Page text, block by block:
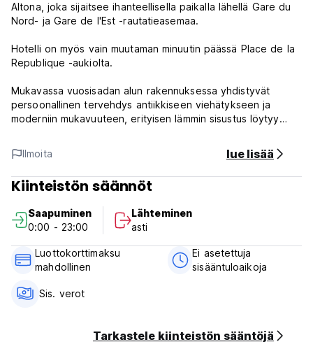
Altona, joka sijaitsee ihanteellisella paikalla lähellä Gare du
Nord- ja Gare de l'Est -rautatieasemaa.
Hotelli on myös vain muutaman minuutin päässä Place de la
Republique -aukiolta.
Mukavassa vuosisadan alun rakennuksessa yhdistyvät
persoonallinen tervehdys antiikkiseen viehätykseen ja
moderniin mukavuuteen, erityisen lämmin sisustus löytyy
Makuuhuoneet ovat äänieristettyjä huoneita, joissa on
puhelin, satelliitti- ja taulutelevisio, parveke ja meillä on
myös laaja ja ystävällinen oleskelutila.
Huomaathan, että sinun tulee ilmoittaa hotellille puhelimitse
tai sähköpostitse, jos saavut myöhemmin kuin varauksessasi
ilmoitettu aika
Aamiainen sisältyy online-huoneen hintaan
Huomaa: Vierailuverot 0,83 euroa eivät sisälly online-
Erikoisehto: Tämä hotelli voi vapaasti pyytää kaikkia
Ilmoita lue lisää
Kiinteistön säännöt
Saapuminen
0:00 - 23:00
Lähteminen
asti
Luottokorttimaksu
mahdollinen
Ei asetettuja
sisääntuloaikoja
Sis. verot
Tarkastele kiinteistön sääntöjä